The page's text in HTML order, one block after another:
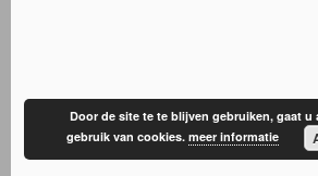
Door de site te te blijven gebruiken, gaat u
gebruik van cookies.meer informatie